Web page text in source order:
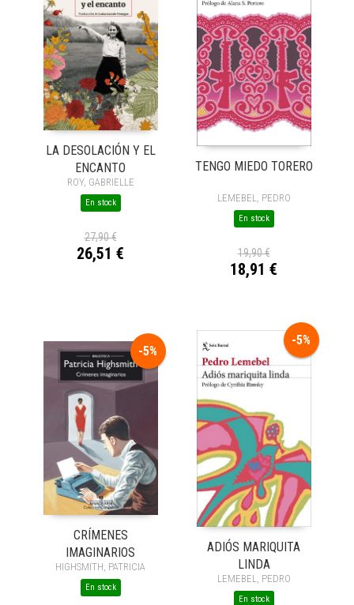
LA DESOLACIÓN Y EL
ENCANTO
ROY, GABRIELLE
En stock
27,90 €
26,51 €
TENGO MIEDO TORERO
LEMEBEL, PEDRO
En stock
19,90 €
18,91 €
-5%
CRÍMENES
IMAGINARIOS
HIGHSMITH, PATRICIA
En stock
-5%
ADIÓS MARIQUITA
LINDA
LEMEBEL, PEDRO
En stock